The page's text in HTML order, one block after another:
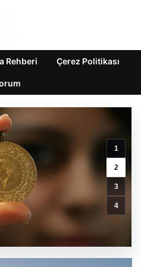
Rehberi Çerez Politikası
1
2
3
4